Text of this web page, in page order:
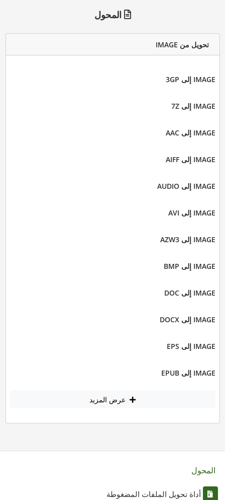
المحول
تحويل من IMAGE
IMAGE إلى 3GP
IMAGE إلى 7Z
IMAGE إلى AAC
IMAGE إلى AIFF
IMAGE إلى AUDIO
IMAGE إلى AVI
IMAGE إلى AZW3
IMAGE إلى BMP
IMAGE إلى DOC
IMAGE إلى DOCX
IMAGE إلى EPS
IMAGE إلى EPUB
عرض المزيد
المحول
أداة تحويل الملفات المضغوطة